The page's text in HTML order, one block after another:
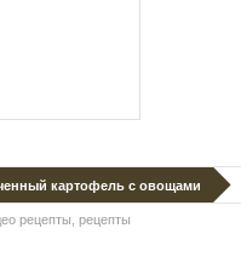
картофель с овощами
рецепты, рецепты